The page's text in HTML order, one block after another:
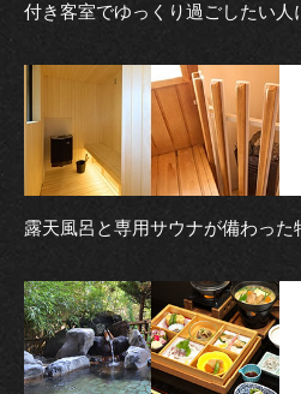
付き客室でゆっくり過ごしたい人
露天風呂と専用サウナが備わった